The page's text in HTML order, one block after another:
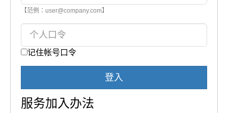
【范例：user@company.com】
记住帐号口令
登入
服务加入办法